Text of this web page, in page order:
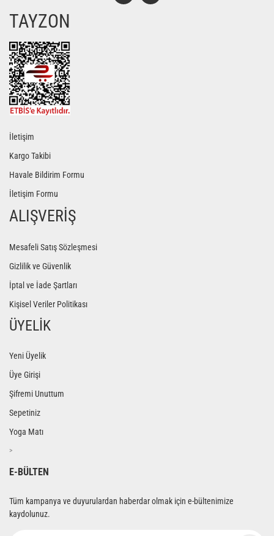
TAYZON
İletişim
Kargo Takibi
Havale Bildirim Formu
İletişim Formu
ALIŞVERİŞ
Mesafeli Satış Sözleşmesi
Gizlilik ve Güvenlik
İptal ve İade Şartları
Kişisel Veriler Politikası
ÜYELİK
Yeni Üyelik
Üye Girişi
Şifremi Unuttum
Sepetiniz
Yoga Matı
>
E-BÜLTEN
Tüm kampanya ve duyurulardan haberdar olmak için e-bültenimize
kaydolunuz.